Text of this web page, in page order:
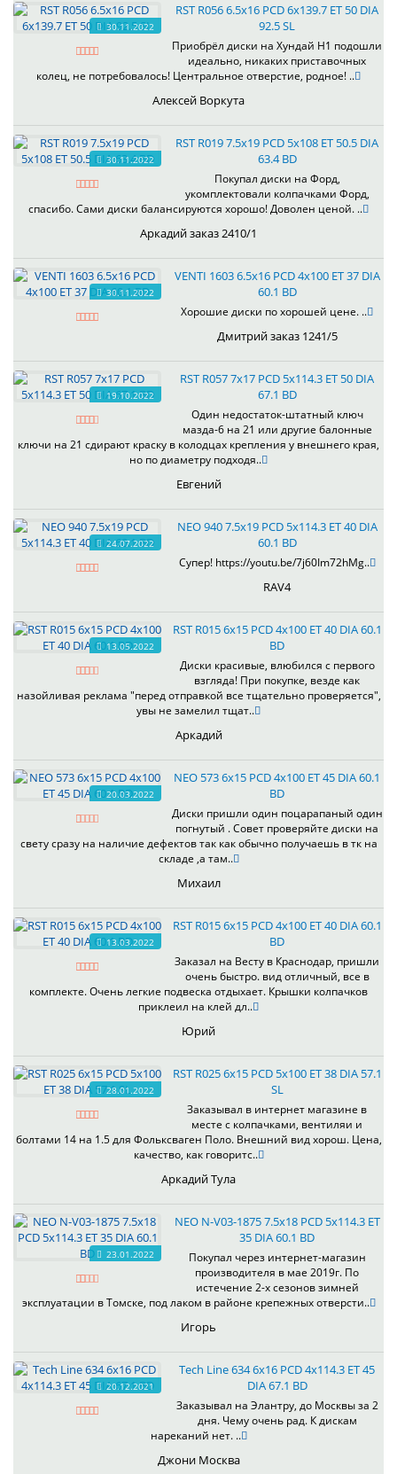
30.11.2022
RST R056 6.5x16 PCD 6x139.7 ET 50 DIA
92.5 SL
Приобрёл диски на Хундай H1 подошли
идеально, никаких приставочных
колец, не потребовалось! Центральное отверстие, родное! ..
Алексей Воркута
30.11.2022
RST R019 7.5x19 PCD 5x108 ET 50.5 DIA
63.4 BD
Покупал диски на Форд,
укомплектовали колпачками Форд,
спасибо. Сами диски балансируются хорошо! Доволен ценой. ..
Аркадий заказ 2410/1
30.11.2022
VENTI 1603 6.5x16 PCD 4x100 ET 37 DIA
60.1 BD
Хорошие диски по хорошей цене. ..
Дмитрий заказ 1241/5
19.10.2022
RST R057 7x17 PCD 5x114.3 ET 50 DIA
67.1 BD
Один недостаток-штатный ключ
мазда-6 на 21 или другие балонные
ключи на 21 сдирают краску в колодцах крепления у внешнего края,
но по диаметру подходя..
Евгений
24.07.2022
NEO 940 7.5x19 PCD 5x114.3 ET 40 DIA
60.1 BD
Супер! https://youtu.be/7j60Im72hMg..
RAV4
13.05.2022
RST R015 6x15 PCD 4x100 ET 40 DIA 60.1
BD
Диски красивые, влюбился с первого
взгляда! При покупке, везде как
назойливая реклама "перед отправкой все тщательно проверяется",
увы не замелил тщат..
Аркадий
20.03.2022
NEO 573 6x15 PCD 4x100 ET 45 DIA 60.1
BD
Диски пришли один поцарапаный один
погнутый . Совет проверяйте диски на
свету сразу на наличие дефектов так как обычно получаешь в тк на
складе ,а там..
Михаил
13.03.2022
RST R015 6x15 PCD 4x100 ET 40 DIA 60.1
BD
Заказал на Весту в Краснодар, пришли
очень быстро. вид отличный, все в
комплекте. Очень легкие подвеска отдыхает. Крышки колпачков
приклеил на клей дл..
Юрий
28.01.2022
RST R025 6x15 PCD 5x100 ET 38 DIA 57.1
SL
Заказывал в интернет магазине в
месте с колпачками, вентиляи и
болтами 14 на 1.5 для Фольксваген Поло. Внешний вид хорош. Цена,
качество, как говоритс..
Аркадий Тула
23.01.2022
NEO N-V03-1875 7.5x18 PCD 5x114.3 ET
35 DIA 60.1 BD
Покупал через интернет-магазин
производителя в мае 2019г. По
истечение 2-х сезонов зимней
эксплуатации в Томске, под лаком в районе крепежных отверсти..
Игорь
20.12.2021
Tech Line 634 6x16 PCD 4x114.3 ET 45
DIA 67.1 BD
Заказывал на Элантру, до Москвы за 2
дня. Чему очень рад. К дискам
нареканий нет. ..
Джони Москва